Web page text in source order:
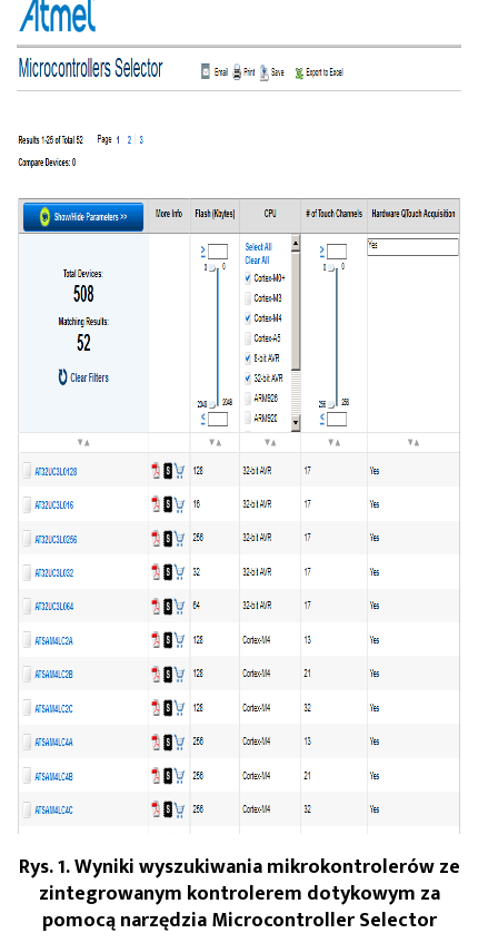
Rys. 1. Wyniki wyszukiwania mikrokontrolerów ze
zintegrowanym kontrolerem dotykowym za
pomocą narzędzia Microcontroller Selector